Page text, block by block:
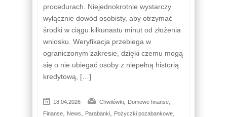
procedurach. Niejednokrotnie wystarczy
wyłącznie dowód osobisty, aby otrzymać
środki w ciągu kilkunastu minut od złożenia
wniosku. Weryfikacja przebiega w
ograniczonym zakresie, dzięki czemu mogą
się o nie ubiegać osoby z niepełną historią
kredytową, […]
18.04.2026 Chwilówki Domowe finanse
Finanse News Parabanki Pożyczki pozabankowe